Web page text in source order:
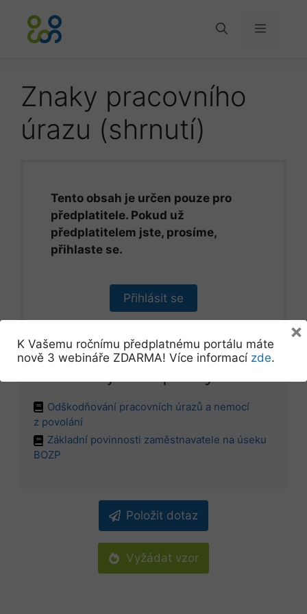
obsah
Menu
Znaky pracovního
úrazu (shrnutí)
Tento obsah je určen pouze pro
předplatitele. Pokud už
předplatitelem jste, prosíme,
přihlaste se.
Přihlásit se
Odškodňování pracovních úrazů a nemocí
z povolání
Základní povinnosti zaměstnavatele na úseku
BOZP
Položit dotaz
Vyžádat vzor
K Vašemu ročnímu předplatnému portálu máte
nově 3 webináře ZDARMA! Více informací zde.
×